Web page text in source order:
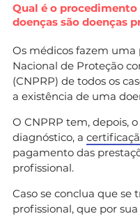
Qual é o procedimento
doenças são doenças
Os médicos fazem
Nacional de Proteção
(CNPRP) de todos os
a existência de uma
O CNPRP tem, depois,
diagnóstico, a
pagamento das
profissional.
Caso se conclua que se
profissional, que por